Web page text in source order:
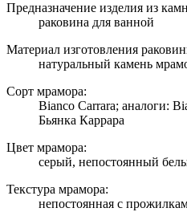
Предназначение изделия из
раковина для ванной
Материал изготовления
натуральный камень
Сорт мрамора:
Bianco Carrara; аналоги:
Бьянка Каррара
Цвет мрамора:
серый, непостоянный
Текстура мрамора:
непостоянная с